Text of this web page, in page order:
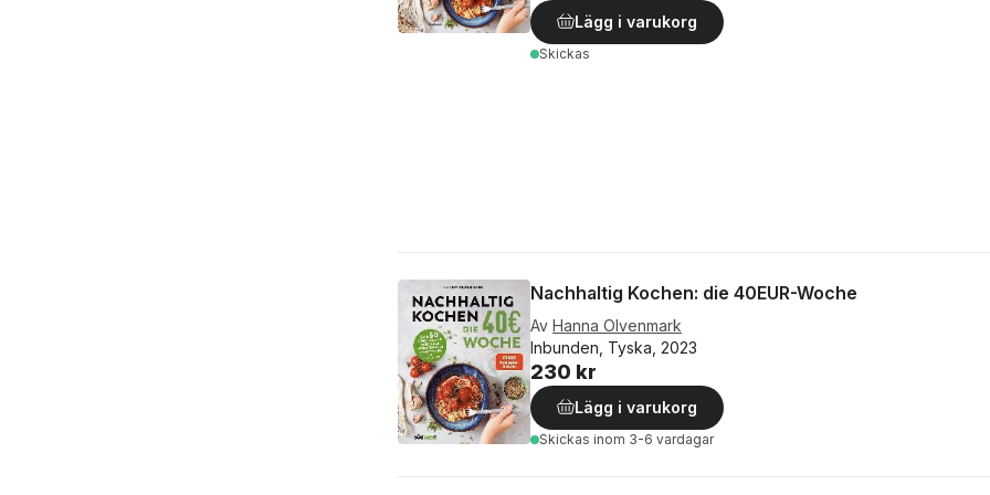
Lägg i varukorg
Skickas
Nachhaltig Kochen: die 40EUR-Woche
Av Hanna Olvenmark
Inbunden, Tyska, 2023
230 kr
Lägg i varukorg
Skickas inom 3-6 vardagar